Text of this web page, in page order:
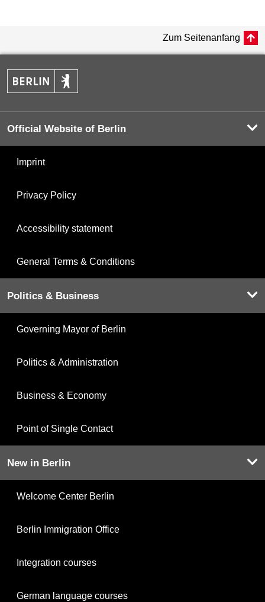
Zum Seitenanfang
Official Website of Berlin
Imprint
Privacy Policy
Accessibility statement
General Terms & Conditions
Politics & Business
Governing Mayor of Berlin
Politics & Administration
Business & Economy
Point of Single Contact
New in Berlin
Welcome Center Berlin
Berlin Immigration Office
Integration courses
German language courses